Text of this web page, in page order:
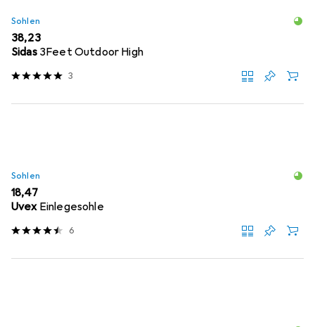
Sohlen
EUR
38,23
Sidas 3Feet Outdoor High
3
Sohlen
EUR
18,47
Uvex Einlegesohle
6